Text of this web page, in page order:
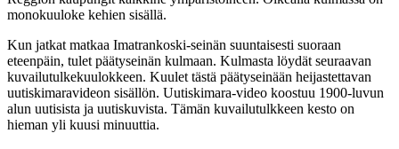
Kun jatkat matkaa Imatrankoski-seinän suuntaisesti suoraan
eteenpäin, tulet päätyseinän kulmaan. Kulmasta löydät seuraavan
kuvailutulkekuulokkeen. Kuulet tästä päätyseinään heijastettavan
uutiskimaravideon sisällön. Uutiskimara-video koostuu 1900-luvun
alun uutisista ja uutiskuvista. Tämän kuvailutulkkeen kesto on
hieman yli kuusi minuuttia.